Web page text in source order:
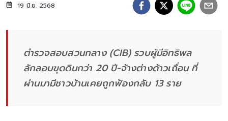
19 มิ.ย. 2568
ตำรวจสอบสวนกลาง (CIB) รวบผู้มีอิทธิพล
ลักลอบขุดดินกว่า 20 ปี-จ้างต่างด้าวเถื่อน ที่
ผ่านมามีชาวบ้านเคยถูกฟ้องกลับ 13 ราย